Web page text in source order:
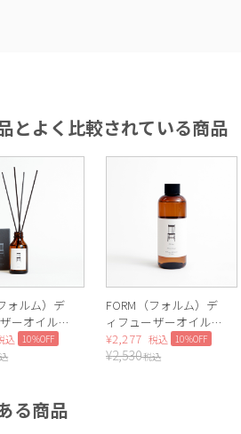
とよく比較されている商品
ォルム）デ
ーオイル
）
込 10%OFF
FORM（フォルム）デ
ィフューザーオイル
レフィル（White
Floral）
¥2,277 税込 10%OFF
¥2,530税込
る商品